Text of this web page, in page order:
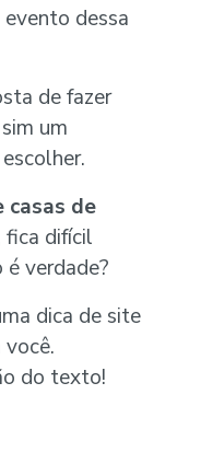
dessa
de fazer
um
casas de
fica difícil
verdade?
dica de site
do texto!